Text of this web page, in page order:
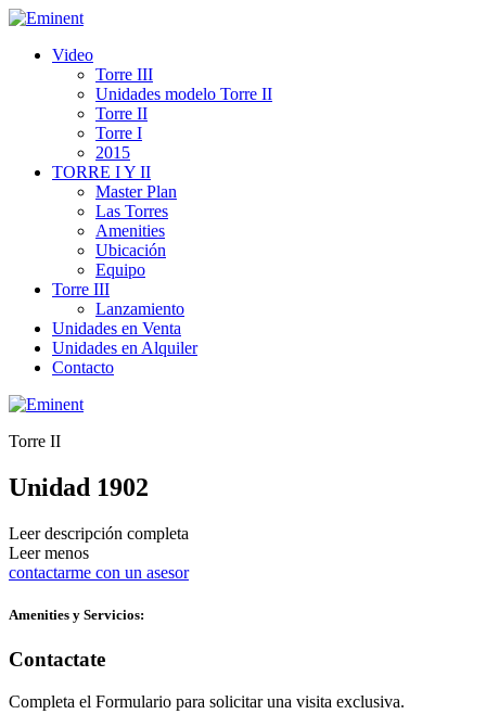
Video
Torre III
Unidades modelo Torre II
Torre II
Torre I
2015
TORRE I Y II
Master Plan
Las Torres
Amenities
Ubicación
Equipo
Torre III
Lanzamiento
Unidades en Venta
Unidades en Alquiler
Contacto
Torre II
Unidad 1902
Leer descripción completa
Leer menos
contactarme con un asesor
Amenities y Servicios:
Contactate
Completa el Formulario para solicitar una visita exclusiva.